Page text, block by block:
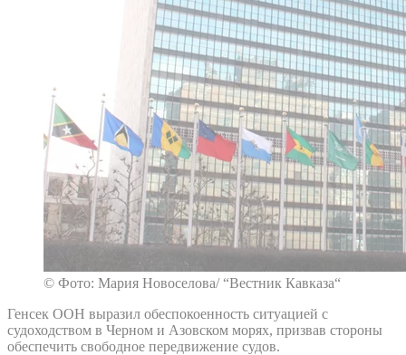
© Фото: Мария Новоселова/ “Вестник Кавказа“
Генсек ООН выразил обеспокоенность ситуацией с
судоходством в Черном и Азовском морях, призвав стороны
обеспечить свободное передвижение судов.